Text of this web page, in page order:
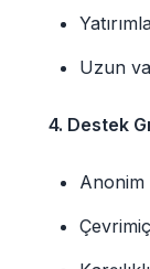
Uzun
4. Destek
Anonim